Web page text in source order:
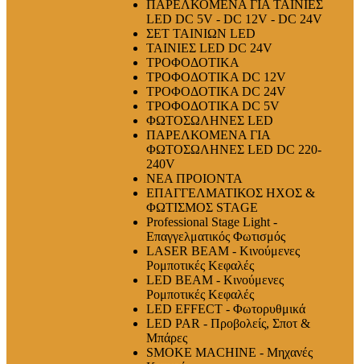
ΠΑΡΕΛΚΟΜΕΝΑ ΓΙΑ ΤΑΙΝΙΕΣ
LED DC 5V - DC 12V - DC 24V
ΣΕΤ ΤΑΙΝΙΩΝ LED
ΤΑΙΝΙΕΣ LED DC 24V
ΤΡΟΦΟΔΟΤΙΚΑ
ΤΡΟΦΟΔΟΤΙΚΑ DC 12V
ΤΡΟΦΟΔΟΤΙΚΑ DC 24V
ΤΡΟΦΟΔΟΤΙΚΑ DC 5V
ΦΩΤΟΣΩΛΗΝΕΣ LED
ΠΑΡΕΛΚΟΜΕΝΑ ΓΙΑ
ΦΩΤΟΣΩΛΗΝΕΣ LED DC 220-
240V
ΝΕΑ ΠΡΟΙΟΝΤΑ
ΕΠΑΓΓΕΛΜΑΤΙΚΟΣ ΗΧΟΣ &
ΦΩΤΙΣΜΟΣ STAGE
Professional Stage Light -
Επαγγελματικός Φωτισμός
LASER BEAM - Κινούμενες
Ρομποτικές Κεφαλές
LED BEAM - Κινούμενες
Ρομποτικές Κεφαλές
LED EFFECT - Φωτορυθμικά
LED PAR - Προβολείς, Σποτ &
Μπάρες
SMOKE MACHINE - Μηχανές